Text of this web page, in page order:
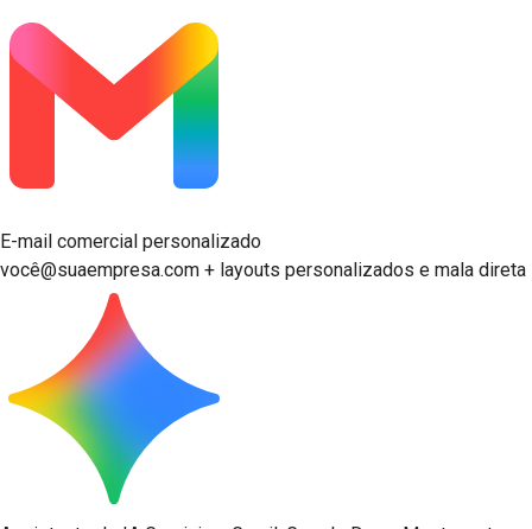
E-mail comercial personalizado
você@suaempresa.com + layouts personalizados e mala direta